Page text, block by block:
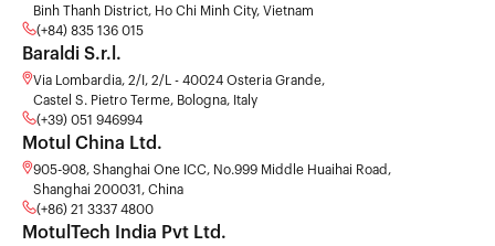
Binh Thanh District, Ho Chi Minh City, Vietnam
(+84) 835 136 015
Baraldi S.r.l.
Via Lombardia, 2/I, 2/L - 40024 Osteria Grande,
Castel S. Pietro Terme, Bologna, Italy
(+39) 051 946994
Motul China Ltd.
905-908, Shanghai One ICC, No.999 Middle Huaihai Road,
Shanghai 200031, China
(+86) 21 3337 4800
MotulTech India Pvt Ltd.